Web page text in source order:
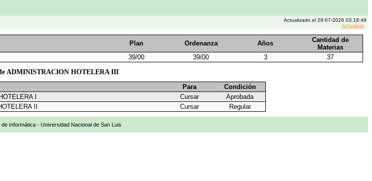
Actualizado el 28-07-2026 03:18:49
Actualizar
Plan Ordenanza Años
Cantidad de
Materias
39/00 39/00 3
37
ADMINISTRACION HOTELERA III
Para
Condición
I
Cursar
Aprobada
II
Cursar Regular
Informática - Universidad Nacional de San Luis